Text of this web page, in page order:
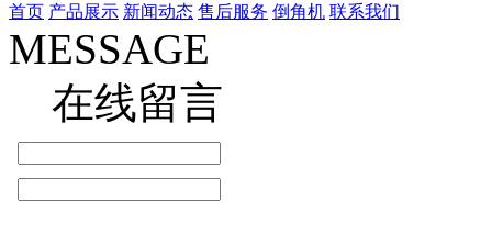
首页 产品展示 新闻动态 售后服务 倒角机 联系我们
MESSAGE
在线留言